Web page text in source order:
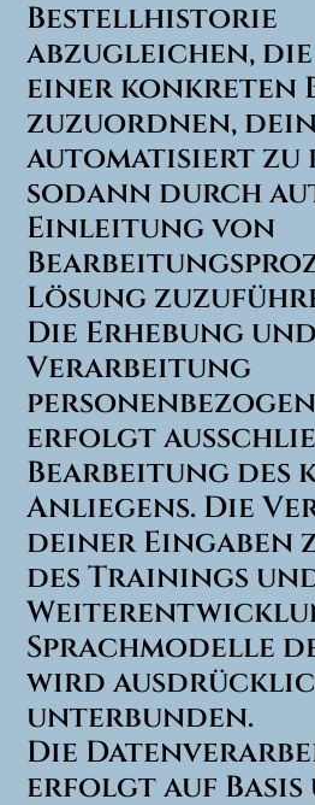
Bestellhistorie
abzugleichen,
einer konkreten
zuzuordnen,
automatisiert zu
sodann durch
Einleitung von
Lösung
Die Erhebung
Verarbeitung
erfolgt
Bearbeitung des
Anliegens. Die
deiner Eingaben
des Trainings
Sprachmodelle
wird
unterbunden.
Die
erfolgt auf Basis